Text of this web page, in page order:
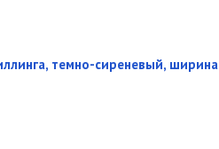
темно-сиреневый, ширина